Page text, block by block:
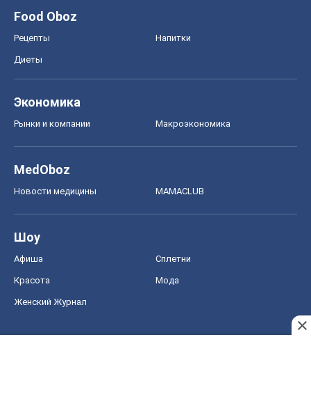
Food Oboz
Рецепты Напитки
Диеты
Экономика
Рынки и компании Mакроэкономика
MedOboz
Новости медицины MAMACLUB
Шоу
Афиша Сплетни
Красота Мода
Женский Журнал